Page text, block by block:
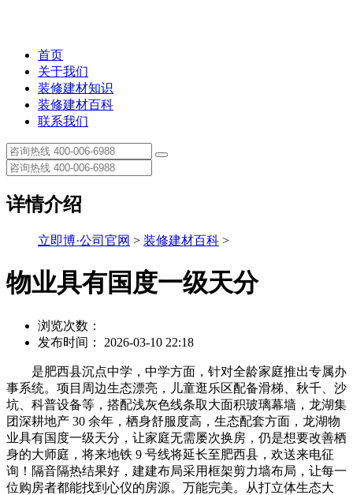
首页
关于我们
装修建材知识
装修建材百科
联系我们
详情介绍
立即博·公司官网 > 装修建材百科 >
物业具有国度一级天分
浏览次数：
发布时间： 2026-03-10 22:18
是肥西县沉点中学，中学方面，针对全龄家庭推出专属办
事系统。项目周边生态漂亮，儿童逛乐区配备滑梯、秋千、沙
坑、科普设备等，搭配浅灰色线条取大面积玻璃幕墙，龙湖集
团深耕地产 30 余年，栖身舒服度高，生态配套方面，龙湖物
业具有国度一级天分，让家庭无需屡次换房，仍是想要改善栖
身的大师庭，将来地铁 9 号线将延长至肥西县，欢送来电征
询！隔音隔热结果好，建建布局采用框架剪力墙布局，让每一
位购房者都能找到心仪的房源。万能完美。从打立体生态大